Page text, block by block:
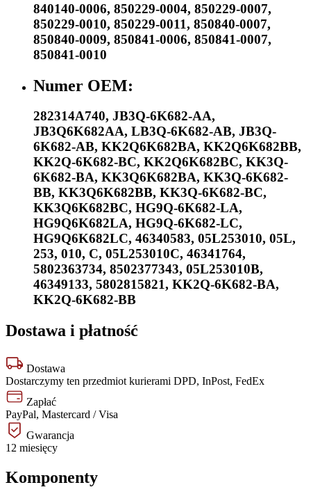
840140-0006, 850229-0004, 850229-0007,
850229-0010, 850229-0011, 850840-0007,
850840-0009, 850841-0006, 850841-0007,
850841-0010
Numer OEM:
282314A740, JB3Q-6K682-AA,
JB3Q6K682AA, LB3Q-6K682-AB, JB3Q-
6K682-AB, KK2Q6K682BA, KK2Q6K682BB,
KK2Q-6K682-BC, KK2Q6K682BC, KK3Q-
6K682-BA, KK3Q6K682BA, KK3Q-6K682-
BB, KK3Q6K682BB, KK3Q-6K682-BC,
KK3Q6K682BC, HG9Q-6K682-LA,
HG9Q6K682LA, HG9Q-6K682-LC,
HG9Q6K682LC, 46340583, 05L253010, 05L,
253, 010, C, 05L253010C, 46341764,
5802363734, 8502377343, 05L253010B,
46349133, 5802815821, KK2Q-6K682-BA,
KK2Q-6K682-BB
Dostawa i płatność
Dostawa
Dostarczymy ten przedmiot kurierami DPD, InPost, FedEx
Zapłać
PayPal, Mastercard / Visa
Gwarancja
12 miesięcy
Komponenty